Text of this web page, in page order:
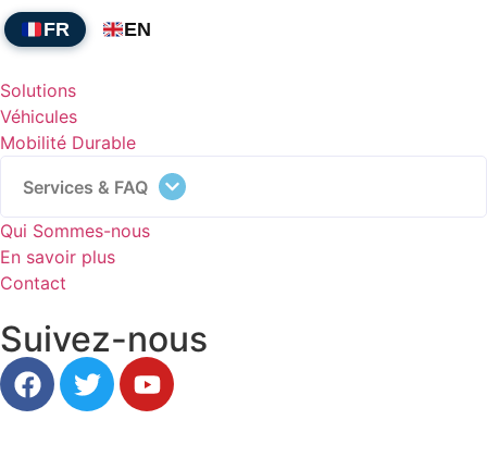
FR EN
Solutions
Véhicules
Mobilité Durable
Services & FAQ
Qui Sommes-nous
En savoir plus
Contact
Suivez-nous